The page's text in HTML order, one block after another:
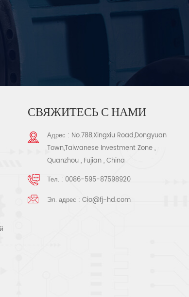
СВЯЖИТЕСЬ С НАМИ
Адрес : No.788,Xingxiu Road,Dongyuan
Town,Taiwanese Investment Zone ,
Quanzhou , Fujian , China
Тел. : 0086-595-87598920
Эл. адрес :Cio@fj-hd.com